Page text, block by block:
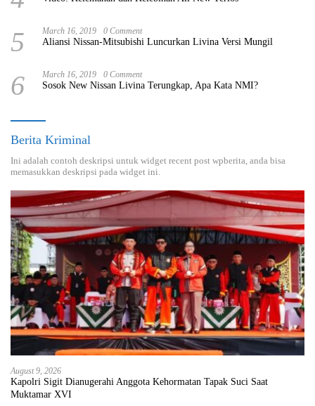
5 March 16, 2019 0 Comment
Aliansi Nissan-Mitsubishi Luncurkan Livina Versi Mungil
6 March 16, 2019 0 Comment
Sosok New Nissan Livina Terungkap, Apa Kata NMI?
Berita Kriminal
Ini adalah contoh deskripsi untuk widget recent post wpberita, anda bisa
memasukkan deskripsi pada widget ini.
August 9, 2026
Kapolri Sigit Dianugerahi Anggota Kehormatan Tapak Suci Saat
Muktamar XVI